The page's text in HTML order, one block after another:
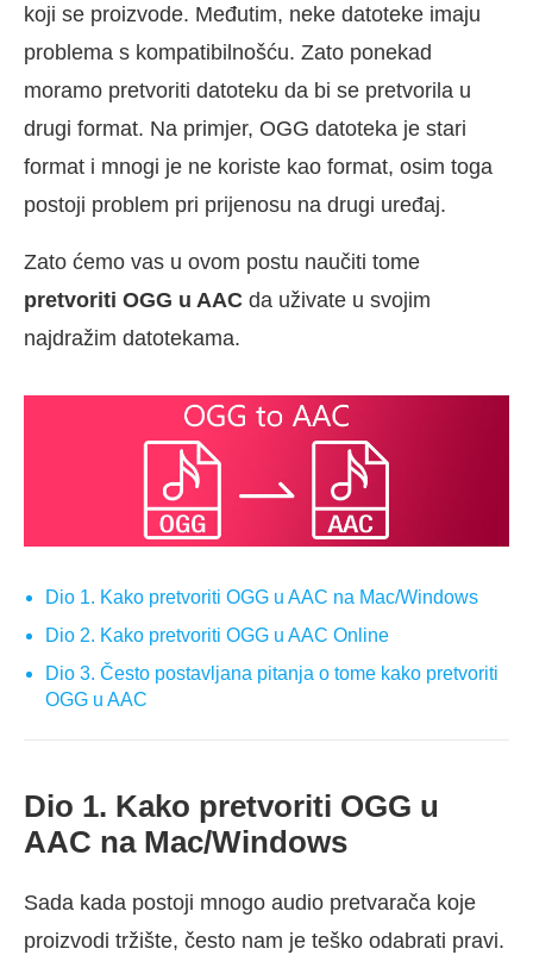
koji se proizvode. Međutim, neke datoteke imaju
problema s kompatibilnošću. Zato ponekad
moramo pretvoriti datoteku da bi se pretvorila u
drugi format. Na primjer, OGG datoteka je stari
format i mnogi je ne koriste kao format, osim toga
postoji problem pri prijenosu na drugi uređaj.
Zato ćemo vas u ovom postu naučiti tome
pretvoriti OGG u AAC da uživate u svojim
najdražim datotekama.
Dio 1. Kako pretvoriti OGG u AAC na Mac/Windows
Dio 2. Kako pretvoriti OGG u AAC Online
Dio 3. Često postavljana pitanja o tome kako pretvoriti
OGG u AAC
Dio 1. Kako pretvoriti OGG u
AAC na Mac/Windows
Sada kada postoji mnogo audio pretvarača koje
proizvodi tržište, često nam je teško odabrati pravi.